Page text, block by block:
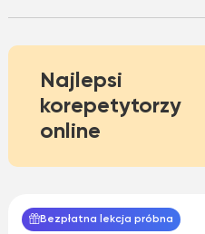
Najlepsi
korepetytorzy
online
Bezpłatna lekcja próbna